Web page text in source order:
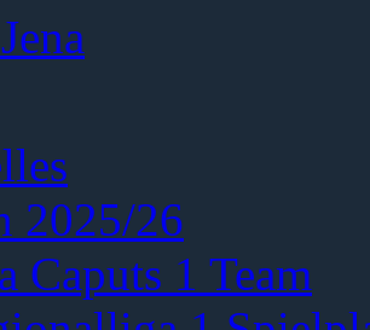
2025/26
Caputs 1 Team